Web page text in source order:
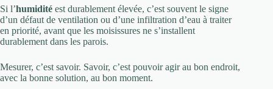
Si l’humidité est durablement élevée, c’est souvent le signe
d’un défaut de ventilation ou d’une infiltration d’eau à traiter
en priorité, avant que les moisissures ne s’installent
durablement dans les parois.
Mesurer, c’est savoir. Savoir, c’est pouvoir agir au bon endroit,
avec la bonne solution, au bon moment.